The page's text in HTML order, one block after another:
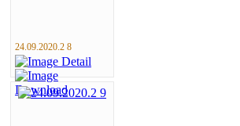
24.09.2020.2 8